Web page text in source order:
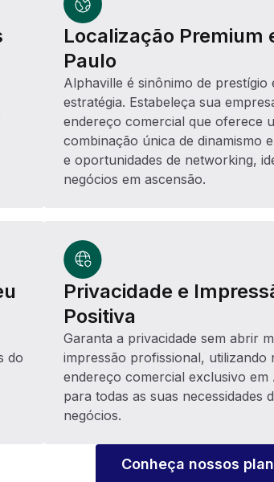
Localização Premium
Paulo
Alphaville é sinônimo de prestígio
estratégia. Estabeleça sua
endereço comercial que oferece
combinação única de dinamismo
e oportunidades de networking,
negócios em ascensão.
do
Privacidade e
Positiva
Garanta a privacidade sem abrir
impressão profissional, utilizando
endereço comercial exclusivo em
para todas as suas necessidades
negócios.
Conheça nossos